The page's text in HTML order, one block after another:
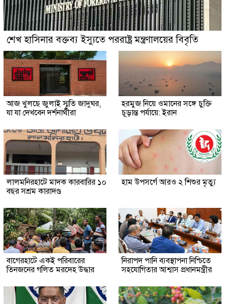
শেখ হাসিনার বক্তব্য ইস্যুতে পররাষ্ট্র মন্ত্রণালয়ের বিবৃতি
আজ খুলছে জুলাই স্মৃতি জাদুঘর,
যা যা দেখবেন দর্শনার্থীরা
হরমুজ নিয়ে ওমানের সঙ্গে চুক্তি
চূড়ান্ত পর্যায়ে: ইরান
লালমনিরহাটে মাদক কারবারির ১০
বছর সশ্রম কারাদণ্ড
হাম উপসর্গে আরও ২ শিশুর মৃত্যু
‎বাগেরহাটে একই পরিবারের
তিনজনের গলিত মরদেহ উদ্ধার
নিরাপদ পানি ব্যবস্থাপনা নিশ্চিতে
সহযোগিতার আশ্বাস প্রধানমন্ত্রীর